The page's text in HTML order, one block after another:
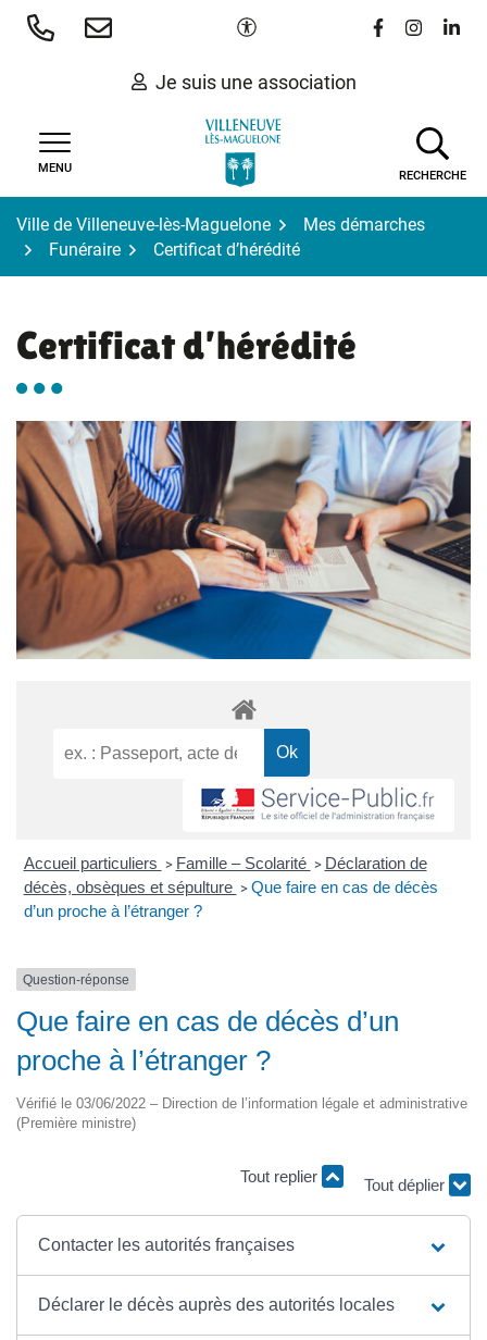
Aller
Paramètres d'accessibilité
Lien vers le
Lien vers
Lien
Je suis une association
MENU
RECHERCHE
Ville de Villeneuve-lès-Maguelone
Mes démarches
Funéraire
Certificat d’hérédité
Certificat d’hérédité
Accueil particuliers > Famille – Scolarité > Déclaration de
décès, obsèques et sépulture > Que faire en cas de décès
d’un proche à l’étranger ?
Question-réponse
Que faire en cas de décès d’un
proche à l’étranger ?
Vérifié le 03/06/2022 – Direction de l’information légale et administrative
(Première ministre)
Tout replier
Tout déplier
Contacter les autorités françaises
Déclarer le décès auprès des autorités locales